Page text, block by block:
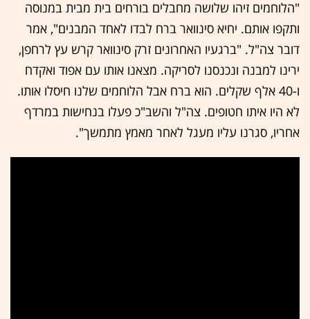
"הלוחמים זיהו שלושה מחבלים בורחים בית מבית במנוסה
ותקפו אותם. יחיא סינוואר ברח לבדו לאחד המבנים", אמר
דובר צה"ל. "ברגעיו האחרונים זרק סינוואר קרש עץ לרחפן,
ירינו למבנה ונכנסנו לסריקה. מצאנו אותו עם אפוד ואקדח
ו-40 אלף שקלים. הוא ברח אבל הלוחמים שלנו חיסלו אותו.
לא היו איתו חטופים. צה"ל והשב"כ פעלו בנחישות במרדף
אחריו, סגרנו עליו מעגל לאחר מאמץ מתמשך".